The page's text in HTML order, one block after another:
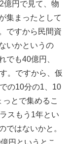
億円で見て、物
集まったとして
ですから民間資
いかというの
でも40億円、
。ですから、仮
の10分の1、10
とで集めるこ
スもう1年とい
ではないかと。
円というとこ